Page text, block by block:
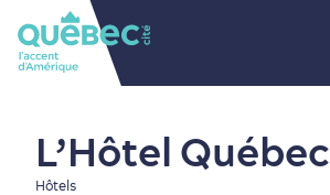
L’Hôtel Québec
Hôtels